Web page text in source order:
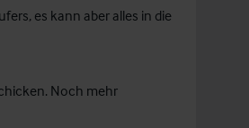
es kann aber alles in die
Noch mehr